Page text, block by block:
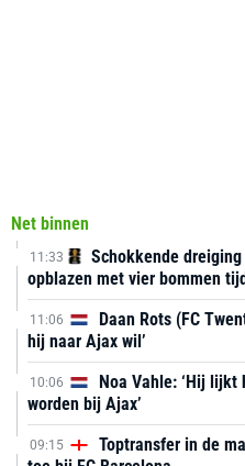
Net binnen
11:33
Schokkende
opblazen met vier bommen
11:06
Daan Rots (FC
hij naar Ajax wil’
10:06
Noa Vahle: ‘Hij
worden bij Ajax’
09:15
Toptransfer in de